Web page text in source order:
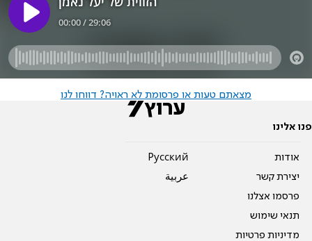
מצאתם טעות או פרסומת לא ראויה? דווחו לנו
פנו אלינו
אודות
יצירת קשר
פרסמו אצלנו
תנאי שימוש
מדיניות פרטיות
Pусский
عربية